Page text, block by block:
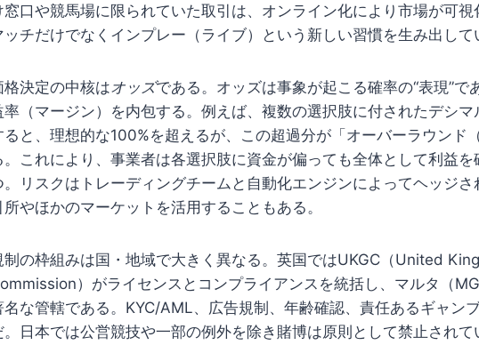
窓口や競馬場に限られていた取引は、オンライン化により市場が可視
ッチだけでなくインプレー（ライブ）という新しい習慣を生み出して
格決定の中核はオッズである。オッズは事象が起こる確率の“表現”で
率（マージン）を内包する。例えば、複数の選択肢に付されたデシ
ると、理想的な100%を超えるが、この超過分が「オーバーラウンド
。これにより、事業者は各選択肢に資金が偏っても全体として利益
。リスクはトレーディングチームと自動化エンジンによってヘッジさ
所やほかのマーケットを活用することもある。
制の枠組みは国・地域で大きく異なる。英国ではUKGC（United
）がライセンスとコンプライアンスを統括し、マルタ（
名な管轄である。KYC/AML、広告規制、年齢確認、責任あるギャン
。日本では公営競技や一部の例外を除き賭博は原則として禁止され